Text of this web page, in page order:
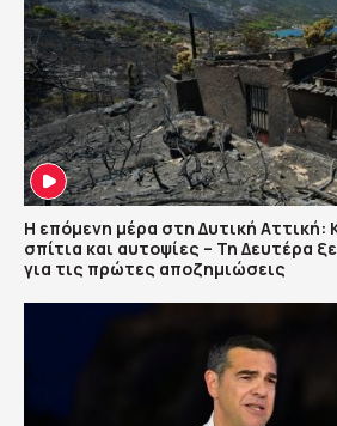
Η επόμενη μέρα στη Δυτική Αττική:
σπίτια και αυτοψίες – Τη Δευτέρα
για τις πρώτες αποζημιώσεις